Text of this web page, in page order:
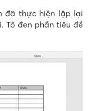
đã thực hiện lặp lại
Tô đen phần tiêu đề